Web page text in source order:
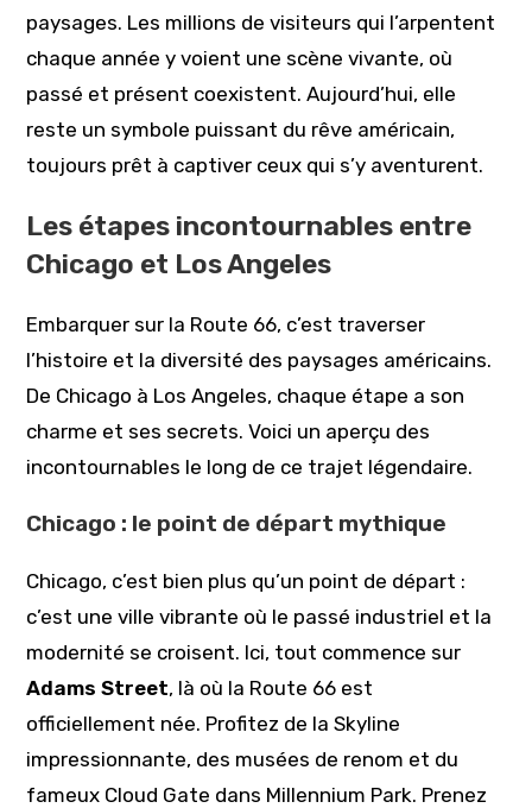
paysages. Les millions de visiteurs qui l’arpentent
chaque année y voient une scène vivante, où
passé et présent coexistent. Aujourd’hui, elle
reste un symbole puissant du rêve américain,
toujours prêt à captiver ceux qui s’y aventurent.
Les étapes incontournables entre
Chicago et Los Angeles
Embarquer sur la Route 66, c’est traverser
l’histoire et la diversité des paysages américains.
De Chicago à Los Angeles, chaque étape a son
charme et ses secrets. Voici un aperçu des
incontournables le long de ce trajet légendaire.
Chicago : le point de départ mythique
Chicago, c’est bien plus qu’un point de départ :
c’est une ville vibrante où le passé industriel et la
modernité se croisent. Ici, tout commence sur
Adams Street, là où la Route 66 est
officiellement née. Profitez de la Skyline
impressionnante, des musées de renom et du
fameux Cloud Gate dans Millennium Park. Prenez